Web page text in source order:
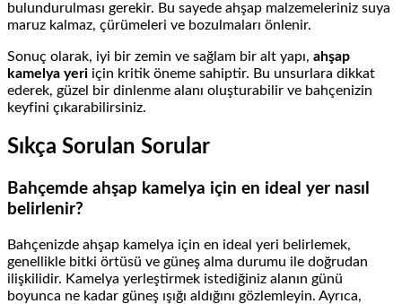
bulundurulması gerekir. Bu sayede ahşap malzemeleriniz suya
maruz kalmaz, çürümeleri ve bozulmaları önlenir.
Sonuç olarak, iyi bir zemin ve sağlam bir alt yapı, ahşap
kamelya yeri için kritik öneme sahiptir. Bu unsurlara dikkat
ederek, güzel bir dinlenme alanı oluşturabilir ve bahçenizin
keyfini çıkarabilirsiniz.
Sıkça Sorulan Sorular
Bahçemde ahşap kamelya için en ideal yer nasıl
belirlenir?
Bahçenizde ahşap kamelya için en ideal yeri belirlemek,
genellikle bitki örtüsü ve güneş alma durumu ile doğrudan
ilişkilidir. Kamelya yerleştirmek istediğiniz alanın günü
boyunca ne kadar güneş ışığı aldığını gözlemleyin. Ayrıca,